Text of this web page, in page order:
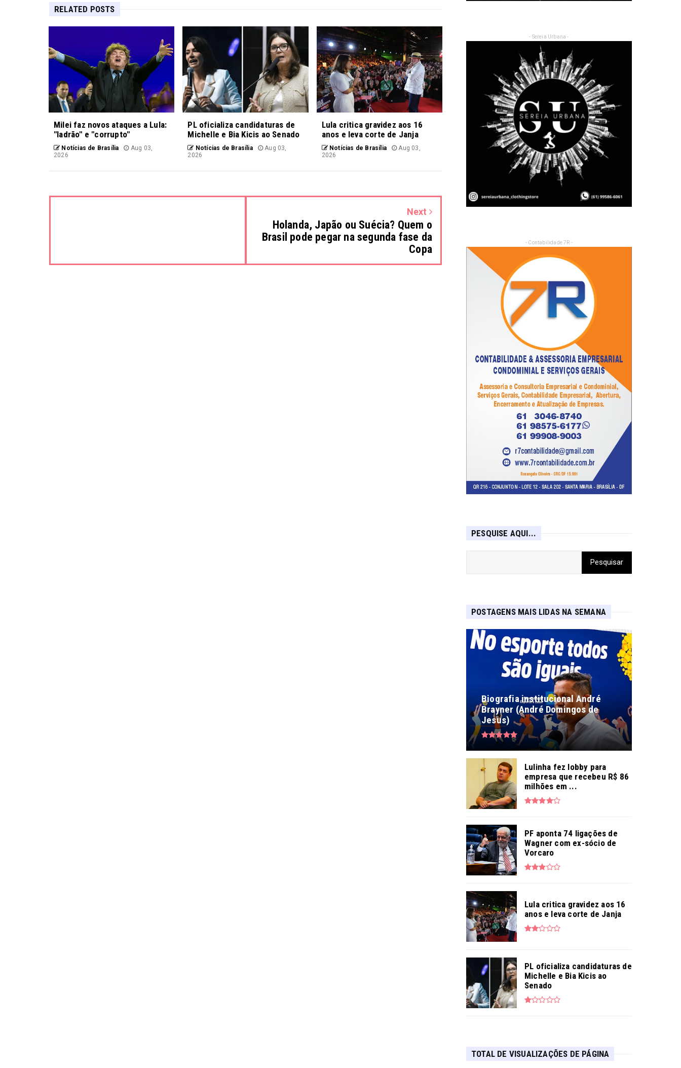
RELATED POSTS
Milei faz novos ataques a Lula:
"ladrão" e "corrupto"
Notícias de Brasília
Aug 03,
2026
PL oficializa candidaturas de
Michelle e Bia Kicis ao Senado
Notícias de Brasília
Aug 03,
2026
Lula critica gravidez aos 16
anos e leva corte de Janja
Notícias de Brasília
Aug 03,
2026
Next
Holanda, Japão ou Suécia? Quem o
Brasil pode pegar na segunda fase da
Copa
- Sereia Urbana -
- Contabilidade 7R -
PESQUISE AQUI...
POSTAGENS MAIS LIDAS NA SEMANA
Biografia institucional André
Brayner (André Domingos de
Jesus)
Lulinha fez lobby para
empresa que recebeu R$ 86
milhões em ...
PF aponta 74 ligações de
Wagner com ex-sócio de
Vorcaro
Lula critica gravidez aos 16
anos e leva corte de Janja
PL oficializa candidaturas de
Michelle e Bia Kicis ao
Senado
TOTAL DE VISUALIZAÇÕES DE PÁGINA